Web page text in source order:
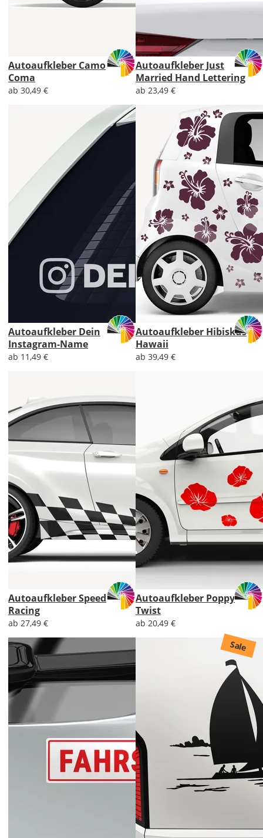
Autoaufkleber Camo
Coma
ab 30,49 €
Autoaufkleber Just
Married Hand Lettering
ab 23,49 €
Autoaufkleber Dein
Instagram-Name
ab 11,49 €
Autoaufkleber Hibiskus
Hawaii
ab 39,49 €
Autoaufkleber Speed
Racing
ab 27,49 €
Autoaufkleber Poppy
Twist
ab 20,49 €
Sale